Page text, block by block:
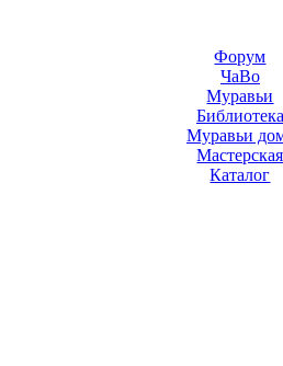
Форум
ЧаВо
Муравьи
Библиотека
Муравьи
Мастерская
Каталог